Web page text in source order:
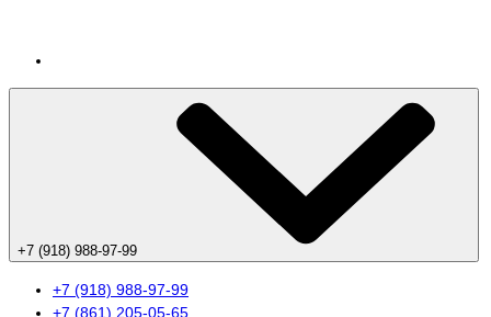
+7 (918) 988-97-99
+7 (918) 988-97-99
+7 (861) 205-05-65